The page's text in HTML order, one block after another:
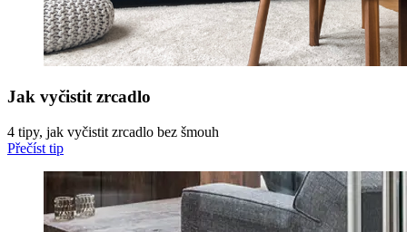
Jak vyčistit zrcadlo
4 tipy, jak vyčistit zrcadlo bez šmouh
Přečíst tip